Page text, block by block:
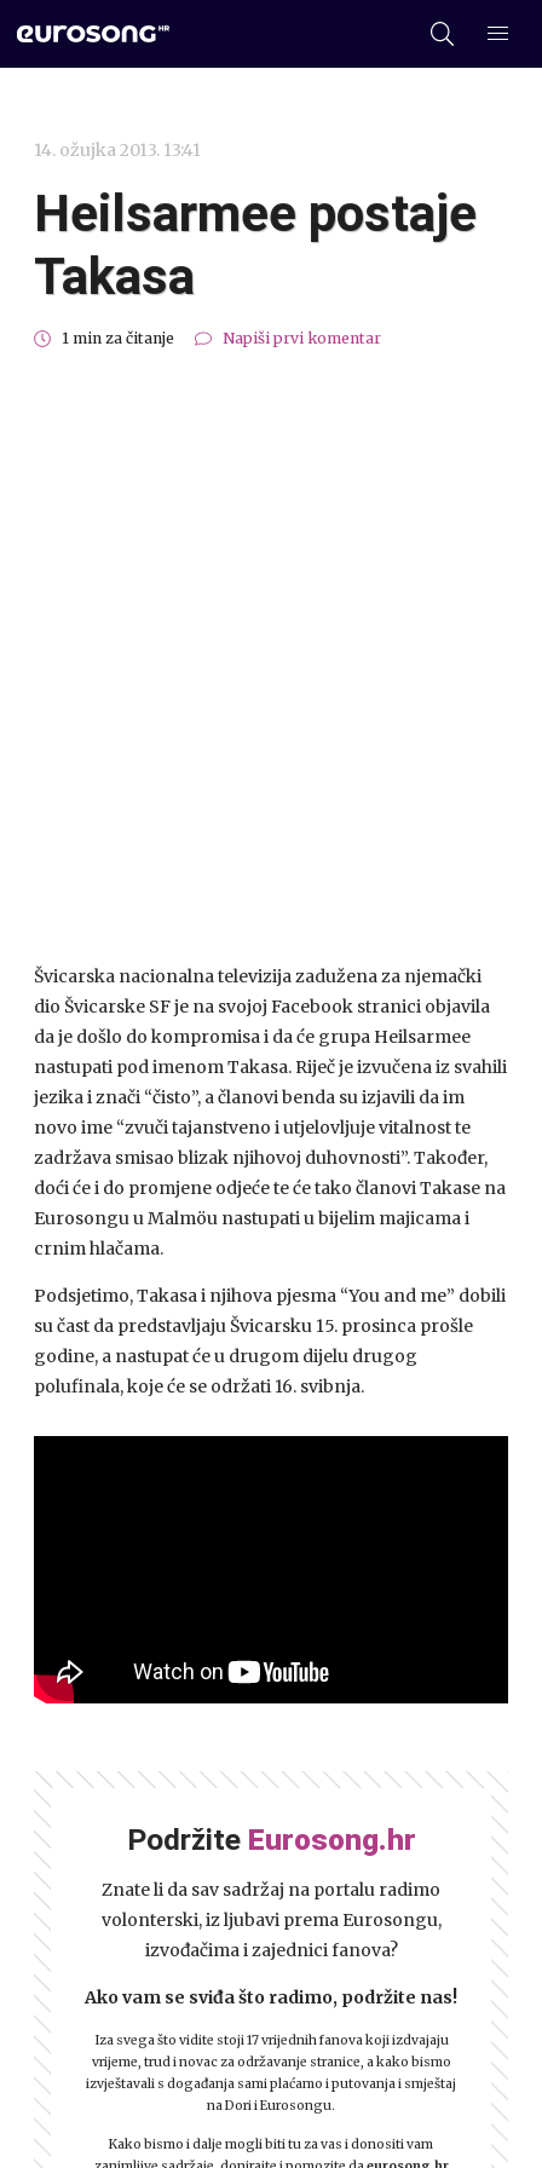
14. ožujka 2013. 13:41
Heilsarmee postaje
Takasa
1 min za čitanje Napiši prvi komentar
Švicarska nacionalna televizija zadužena za njemački
dio Švicarske SF je na svojoj Facebook stranici objavila
da je došlo do kompromisa i da će grupa Heilsarmee
nastupati pod imenom Takasa. Riječ je izvučena iz svahili
jezika i znači “čisto”, a članovi benda su izjavili da im
novo ime “zvuči tajanstveno i utjelovljuje vitalnost te
zadržava smisao blizak njihovoj duhovnosti”. Također,
doći će i do promjene odjeće te će tako članovi Takase na
Eurosongu u Malmöu nastupati u bijelim majicama i
crnim hlačama.
Podsjetimo, Takasa i njihova pjesma “You and me” dobili
su čast da predstavljaju Švicarsku 15. prosinca prošle
godine, a nastupat će u drugom dijelu drugog
polufinala, koje će se održati 16. svibnja.
Podržite Eurosong.hr
Znate li da sav sadržaj na portalu radimo
volonterski, iz ljubavi prema Eurosongu,
izvođačima i zajednici fanova?
Ako vam se sviđa što radimo, podržite nas!
Iza svega što vidite stoji 17 vrijednih fanova koji izdvajaju
vrijeme, trud i novac za održavanje stranice, a kako bismo
izvještavali s događanja sami plaćamo i putovanja i smještaj
na Dori i Eurosongu.
Kako bismo i dalje mogli biti tu za vas i donositi vam